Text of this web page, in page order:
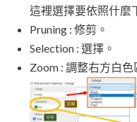
這裡選擇要依照什麼
Pruning : 修剪。
Selection : 選擇。
Zoom : 調整右方白